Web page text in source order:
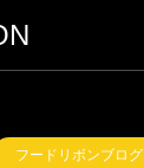
フードリボンブログ